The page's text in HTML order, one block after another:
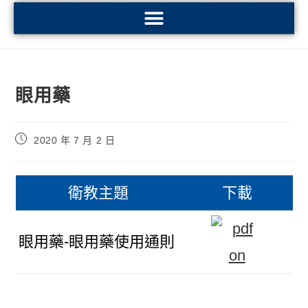
眼用藥
2020 年 7 月 2 日
衛教主題 下載
眼用藥-眼用藥使用通則